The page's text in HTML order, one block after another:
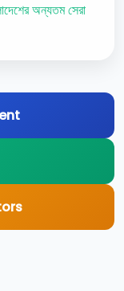
অন্যতম সেরা